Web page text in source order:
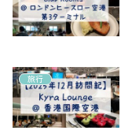
旅行